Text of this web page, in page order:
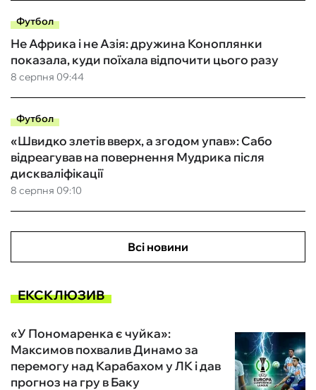
Футбол
8 серпня 09:44
Не Африка і не Азія: дружина Коноплянки
показала, куди поїхала відпочити цього разу
Футбол
8 серпня 09:10
«Швидко злетів вверх, а згодом упав»: Сабо
відреагував на повернення Мудрика після
дискваліфікації
Всі новини
ЕКСКЛЮЗИВ
«У Пономаренка є чуйка»:
Максимов похвалив Динамо за
перемогу над Карабахом у ЛК і дав
прогноз на гру в Баку